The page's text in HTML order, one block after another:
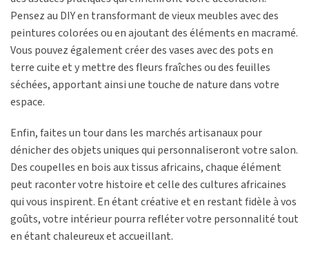
Pensez au DIY en transformant de vieux meubles avec des
peintures colorées ou en ajoutant des éléments en macramé.
Vous pouvez également créer des vases avec des pots en
terre cuite et y mettre des fleurs fraîches ou des feuilles
séchées, apportant ainsi une touche de nature dans votre
espace.
Enfin, faites un tour dans les marchés artisanaux pour
dénicher des objets uniques qui personnaliseront votre salon.
Des coupelles en bois aux tissus africains, chaque élément
peut raconter votre histoire et celle des cultures africaines
qui vous inspirent. En étant créative et en restant fidèle à vos
goûts, votre intérieur pourra refléter votre personnalité tout
en étant chaleureux et accueillant.